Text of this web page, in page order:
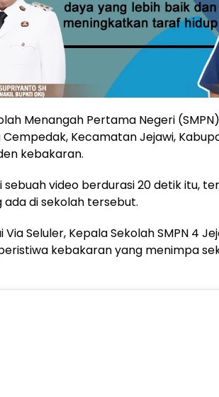
Menangah Pertama Negeri
Cempedak, Kecamatan Jejawi,
kebakaran.
sebuah video berdurasi 20 detik itu,
di sekolah tersebut.
Seluler, Kepala Sekolah SMPN 4
kebakaran yang menimpa